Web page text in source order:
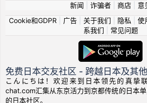
新闻 诈骗者| 商店| 意
Cookie和GDPR
广告| 关于我们 隐私 使
系我们
常见问题
免费日本交友社区 - 跨越日本及其
こんにちは！欢迎来到日本领先的真挚
chat.com汇集从东京活力到京都传统的日本
的日本社区。